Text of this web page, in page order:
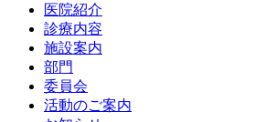
医院紹介
診療内容
施設案内
部門
委員会
活動のご案内